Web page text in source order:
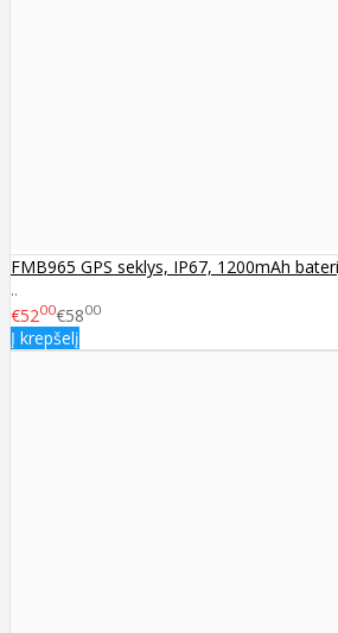
FMB965 GPS seklys, IP67, 1200mAh
..
€5200€5800
Į krepšelį